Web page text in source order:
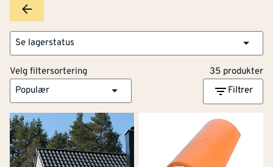
Se lagerstatus
Velg filtersortering
35 produkter
Populær
Filtrer